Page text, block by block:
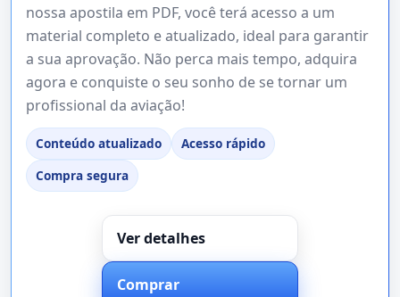
nossa apostila em PDF, você terá acesso a um
material completo e atualizado, ideal para garantir
a sua aprovação. Não perca mais tempo, adquira
agora e conquiste o seu sonho de se tornar um
profissional da aviação!
Conteúdo atualizado
Acesso rápido
Compra segura
Ver detalhes
Comprar